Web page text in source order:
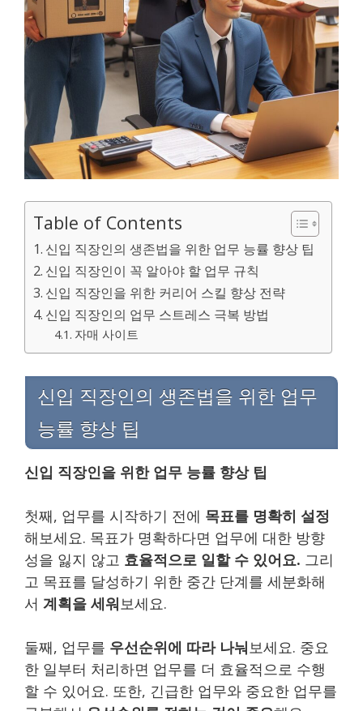
Table of Contents
신입 직장인의 생존법을 위한 업무 능률 향상 팁
신입 직장인이 꼭 알아야 할 업무 규칙
신입 직장인을 위한 커리어 스킬 향상 전략
신입 직장인의 업무 스트레스 극복 방법
자매 사이트
신입 직장인의 생존법을 위한 업무
능률 향상 팁
신입 직장인을 위한 업무 능률 향상 팁
첫째, 업무를 시작하기 전에 목표를 명확히 설정
해보세요. 목표가 명확하다면 업무에 대한 방향
성을 잃지 않고 효율적으로 일할 수 있어요. 그리
고 목표를 달성하기 위한 중간 단계를 세분화해
서 계획을 세워보세요.
둘째, 업무를 우선순위에 따라 나눠보세요. 중요
한 일부터 처리하면 업무를 더 효율적으로 수행
할 수 있어요. 또한, 긴급한 업무와 중요한 업무를